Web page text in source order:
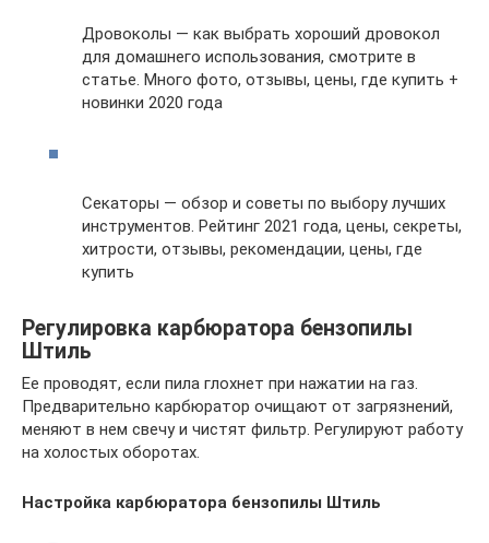
Дровоколы — как выбрать хороший дровокол
для домашнего использования, смотрите в
статье. Много фото, отзывы, цены, где купить +
новинки 2020 года
Секаторы — обзор и советы по выбору лучших
инструментов. Рейтинг 2021 года, цены, секреты,
хитрости, отзывы, рекомендации, цены, где
купить
Регулировка карбюратора бензопилы
Штиль
Ее проводят, если пила глохнет при нажатии на газ.
Предварительно карбюратор очищают от загрязнений,
меняют в нем свечу и чистят фильтр. Регулируют работу
на холостых оборотах.
Настройка карбюратора бензопилы Штиль